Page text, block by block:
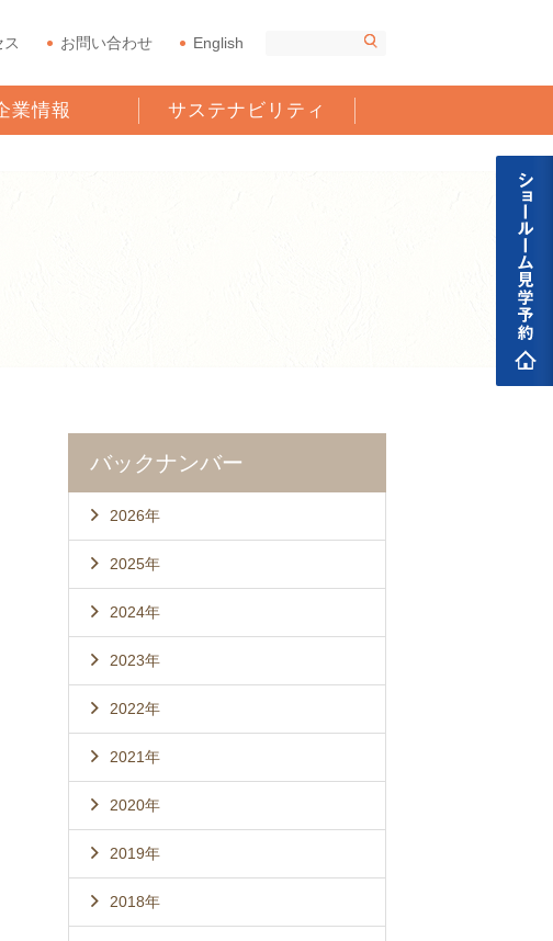
ス お問い合わせ English
業情報 サステナビリティ
バックナンバー
2026年
2025年
2024年
2023年
2022年
2021年
2020年
2019年
2018年